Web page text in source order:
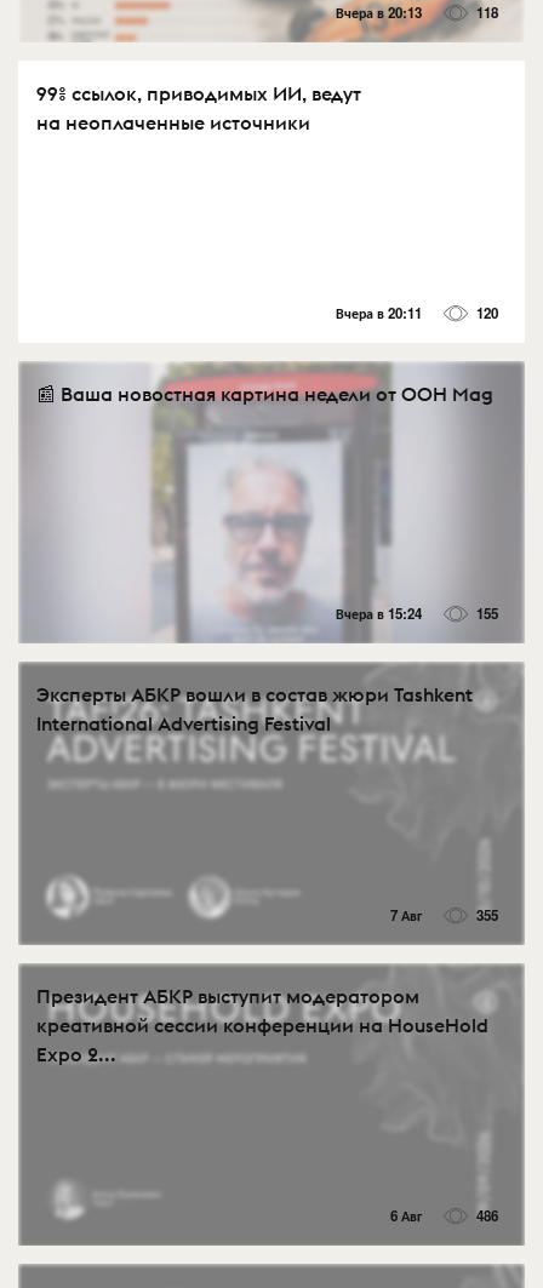
Вчера в 20:13 118
99% ссылок, приводимых ИИ, ведут
на неоплаченные источники
Вчера в 20:11 120
📰 Ваша новостная картина недели от OOH Mag
Вчера в 15:24 155
Эксперты АБКР вошли в состав жюри Tashkent
International Advertising Festival
7 Авг 355
Президент АБКР выступит модератором
креативной сессии конференции на HouseHold
Expo 2...
6 Авг 486